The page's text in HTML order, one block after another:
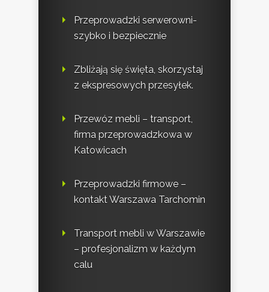
Przeprowadzki serwerowni-
szybko i bezpiecznie
Zbliżają się święta, skorzystaj
z ekspresowych przesyłek.
Przewóz mebli – transport,
firma przeprowadzkowa w
Katowicach
Przeprowadzki firmowe –
kontakt Warszawa Tarchomin
Transport mebli w Warszawie
– profesjonalizm w każdym
calu